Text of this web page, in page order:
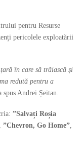
pentru Resurse
pericolele exploatării
în care să trăiască și
redută pentru a
spus Andrei Șeitan.
”Salvați Roșia
, ”Chevron, Go Home”,